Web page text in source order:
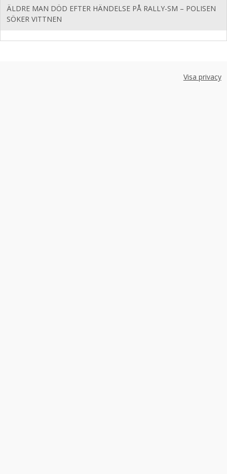
ÄLDRE MAN DÖD EFTER HÄNDELSE PÅ RALLY-SM – POLISEN
SÖKER VITTNEN
Visa privacy